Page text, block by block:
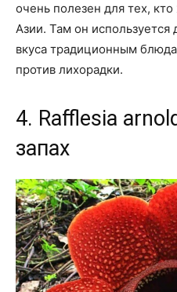
очень полезен для тех,
Азии. Там он используется
вкуса традиционным
против лихорадки.
4. Rafflesia
запах